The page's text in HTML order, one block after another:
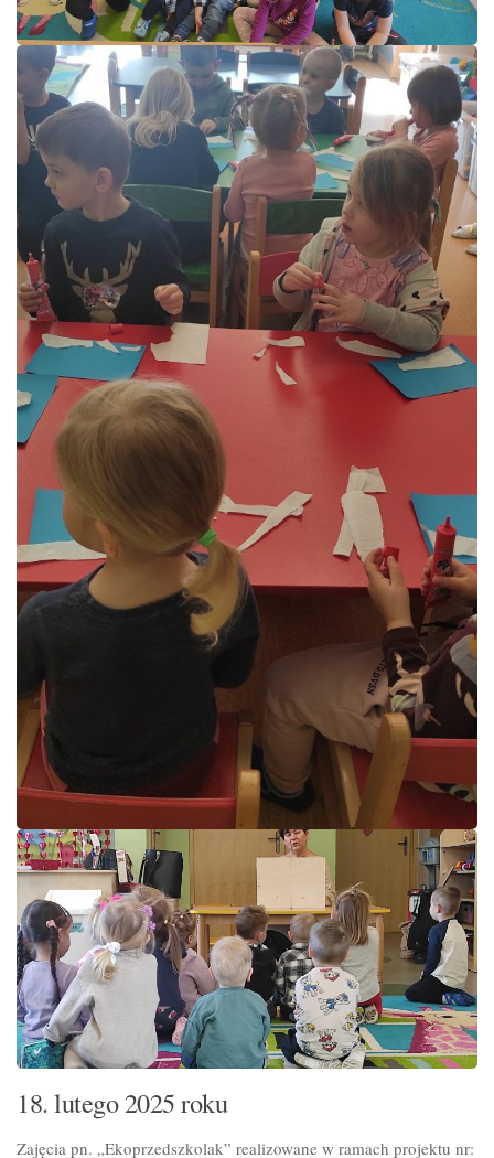
18. lutego 2025 roku
Zajęcia pn. „Ekoprzedszkolak” realizowane w ramach projektu nr: